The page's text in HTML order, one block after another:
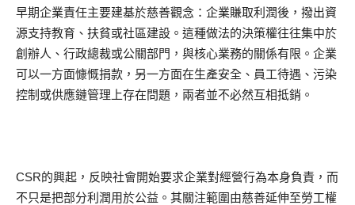
早期企業責任主要建基於慈善觀念：企業賺取利潤後，撥出資
源支持教育、扶貧或社區建設。這種做法的決策權往往集中於
創辦人、行政總裁或公關部門，與核心業務的關係有限。企業
可以一方面慷慨捐款，另一方面在生產安全、員工待遇、污染
控制或供應鏈管理上存在問題，兩者並不必然互相抵銷。
CSR的興起，反映社會開始要求企業對經營行為本身負責，而
不只是把部分利潤用於公益。其關注範圍由慈善延伸至勞工權